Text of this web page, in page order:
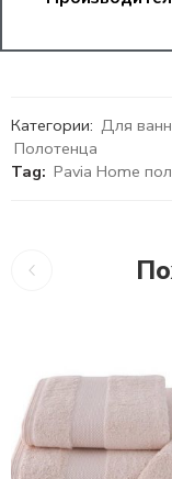
Категории: Для
Полотенца
Tag: Pavia Home
1,419₽– ₽